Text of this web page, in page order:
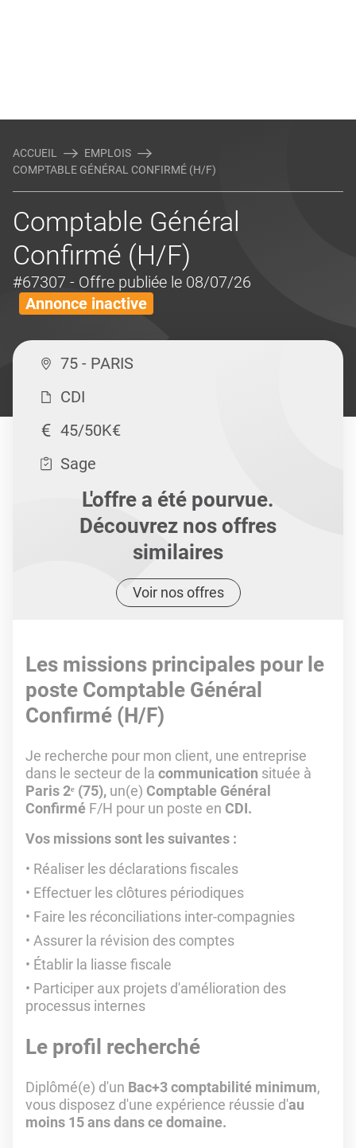
ACCUEIL
EMPLOIS
COMPTABLE GÉNÉRAL CONFIRMÉ (H/F)
Comptable Général
Confirmé (H/F)
#67307 - Offre publiée le 08/07/26
Annonce inactive
75 - PARIS
CDI
45/50K€
Sage
L'offre a été pourvue.
Découvrez nos offres
similaires
Voir nos offres
Les missions principales pour le
poste Comptable Général
Confirmé (H/F)
Je recherche pour mon client, une entreprise
dans le secteur de la communication située à
Paris 2ᵉ (75), un(e) Comptable Général
Confirmé F/H pour un poste en CDI.
Vos missions sont les suivantes :
Réaliser les déclarations fiscales
Effectuer les clôtures périodiques
Faire les réconciliations inter-compagnies
Assurer la révision des comptes
Établir la liasse fiscale
Participer aux projets d'amélioration des
processus internes
Le profil recherché
Diplômé(e) d'un Bac+3 comptabilité minimum,
vous disposez d'une expérience réussie d'au
moins 15 ans dans ce domaine.